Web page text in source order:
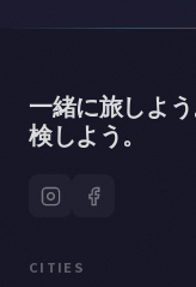
一緒に旅しよ
検しよう。
CITIES